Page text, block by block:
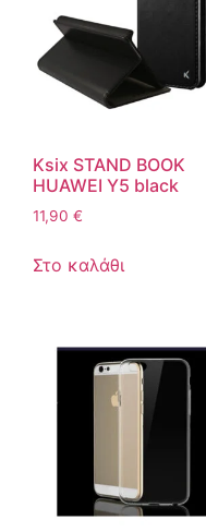
Ksix STAND BOOK
HUAWEI Y5 black
11,90 €
Στο καλάθι